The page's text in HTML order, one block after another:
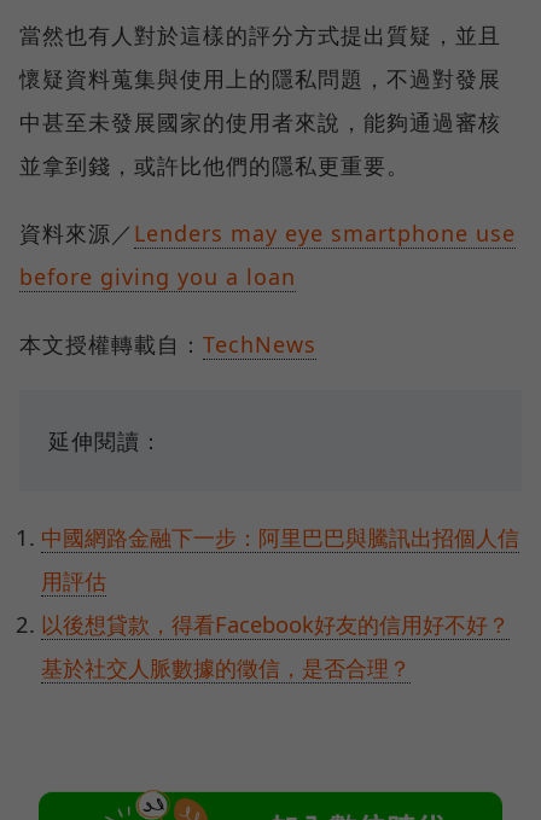
當然也有人對於這樣的評分方式提出質疑，並且
懷疑資料蒐集與使用上的隱私問題，不過對發展
中甚至未發展國家的使用者來說，能夠通過審核
並拿到錢，或許比他們的隱私更重要。
資料來源／ Lenders may eye smartphone use
before giving you a loan
本文授權轉載自： TechNews
延伸閱讀：
中國網路金融下一步：阿里巴巴與騰訊出招個人信
用評估
以後想貸款，得看Facebook好友的信用好不好？
基於社交人脈數據的徵信，是否合理？